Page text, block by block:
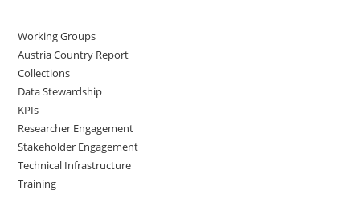
Working Groups
Austria Country Report
Collections
Data Stewardship
KPIs
Researcher Engagement
Stakeholder Engagement
Technical Infrastructure
Training